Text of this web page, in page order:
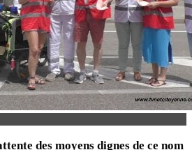
des moyens dignes de ce nom